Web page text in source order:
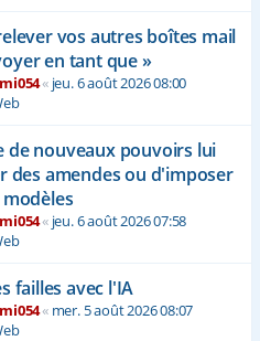
vos autres boîtes mail
en tant que »
« jeu. 6 août 2026 08:00
de nouveaux pouvoirs lui
des amendes ou d'imposer
« jeu. 6 août 2026 07:58
failles avec l'IA
« mer. 5 août 2026 08:07